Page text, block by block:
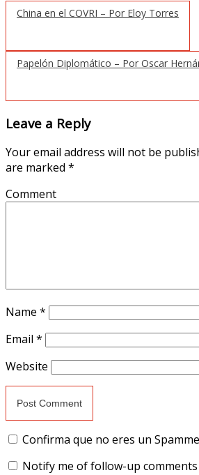
China en el COVRI – Por Eloy Torres
Papelón Diplomático – Por Oscar
Leave a Reply
Your email address will not be
are marked *
Comment
Name *
Email *
Website
Confirma que no eres un
Notify me of follow-up comments